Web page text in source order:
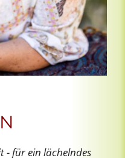
- für ein lächelndes